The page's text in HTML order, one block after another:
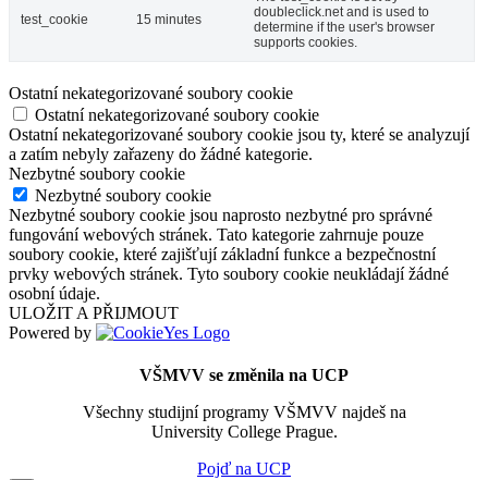
test_cookie 15 minutes
doubleclick.net and is used to
determine if the user's browser
supports cookies.
Ostatní nekategorizované soubory cookie
Ostatní nekategorizované soubory cookie
Ostatní nekategorizované soubory cookie jsou ty, které se analyzují
a zatím nebyly zařazeny do žádné kategorie.
Nezbytné soubory cookie
Nezbytné soubory cookie
Nezbytné soubory cookie jsou naprosto nezbytné pro správné
fungování webových stránek. Tato kategorie zahrnuje pouze
soubory cookie, které zajišťují základní funkce a bezpečnostní
prvky webových stránek. Tyto soubory cookie neukládají žádné
osobní údaje.
ULOŽIT A PŘIJMOUT
Powered by
VŠMVV se změnila na UCP
Všechny studijní programy VŠMVV najdeš na
University College Prague.
Pojď na UCP